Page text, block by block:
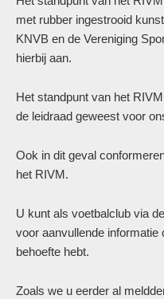
met rubber ingestrooid
KNVB en de Vereniging
hierbij aan.
Het standpunt van het
de leidraad geweest voor
Ook in dit geval
het RIVM.
U kunt als voetbalclub via
voor aanvullende informatie
behoefte hebt.
Zoals we u eerder al